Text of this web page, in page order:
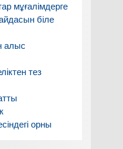
мұғалімдерге
біле
алыс
тез
орны